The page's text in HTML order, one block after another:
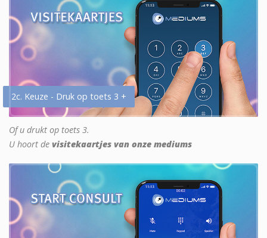
2c. Keuze - Druk op toets 3 +
Of u drukt op toets 3.
U hoort de visitekaartjes van onze mediums